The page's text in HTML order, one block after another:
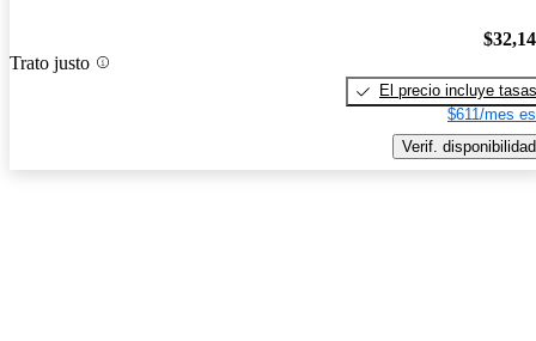
Trato justo
El precio incluye tasas
$611/mes
Verif. disponibilidad